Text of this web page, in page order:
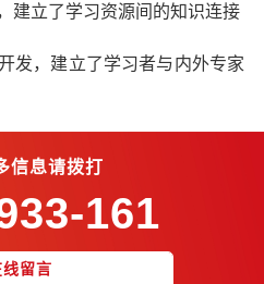
建立了学习资源间的知识连接
发，建立了学习者与内外专家
信息请拨打
161
线留言